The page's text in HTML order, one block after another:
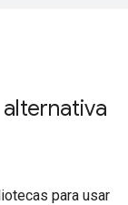
para usar